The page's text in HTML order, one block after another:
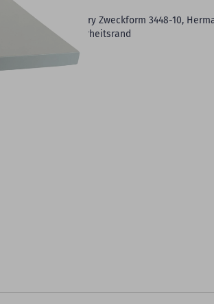
Zweckform 3448, Avery Zweckform 3448-10,
umlaufendem Sicherheitsrand
100 Blatt